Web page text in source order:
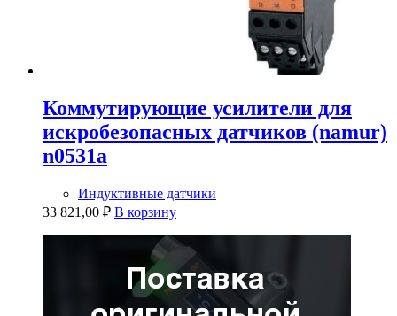
Коммутирующие усилители для
искробезопасных датчиков (namur)
n0531a
Индуктивные датчики
33 821,00 ₽ В корзину